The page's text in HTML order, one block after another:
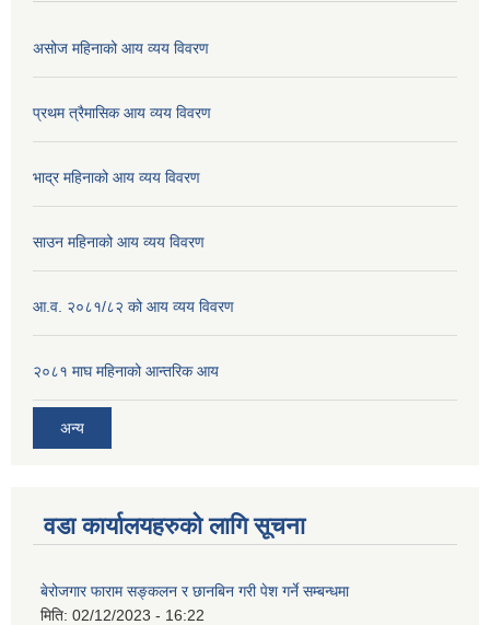
असोज महिनाको आय व्यय विवरण
प्रथम त्रैमासिक आय व्यय विवरण
भाद्र महिनाको आय व्यय विवरण
साउन महिनाको आय व्यय विवरण
आ.व. २०८१/८२ को आय व्यय विवरण
२०८१ माघ महिनाको आन्तरिक आय
अन्य
वडा कार्यालयहरुको लागि सूचना
बेरोजगार फाराम सङ्कलन र छानबिन गरी पेश गर्ने सम्बन्धमा
मिति: 02/12/2023 - 16:22